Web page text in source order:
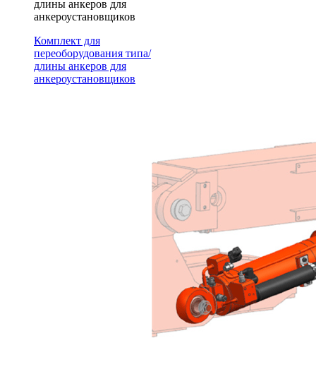
длины анкеров для
анкероустановщиков
Комплект для
переоборудования типа/
длины анкеров для
анкероустановщиков